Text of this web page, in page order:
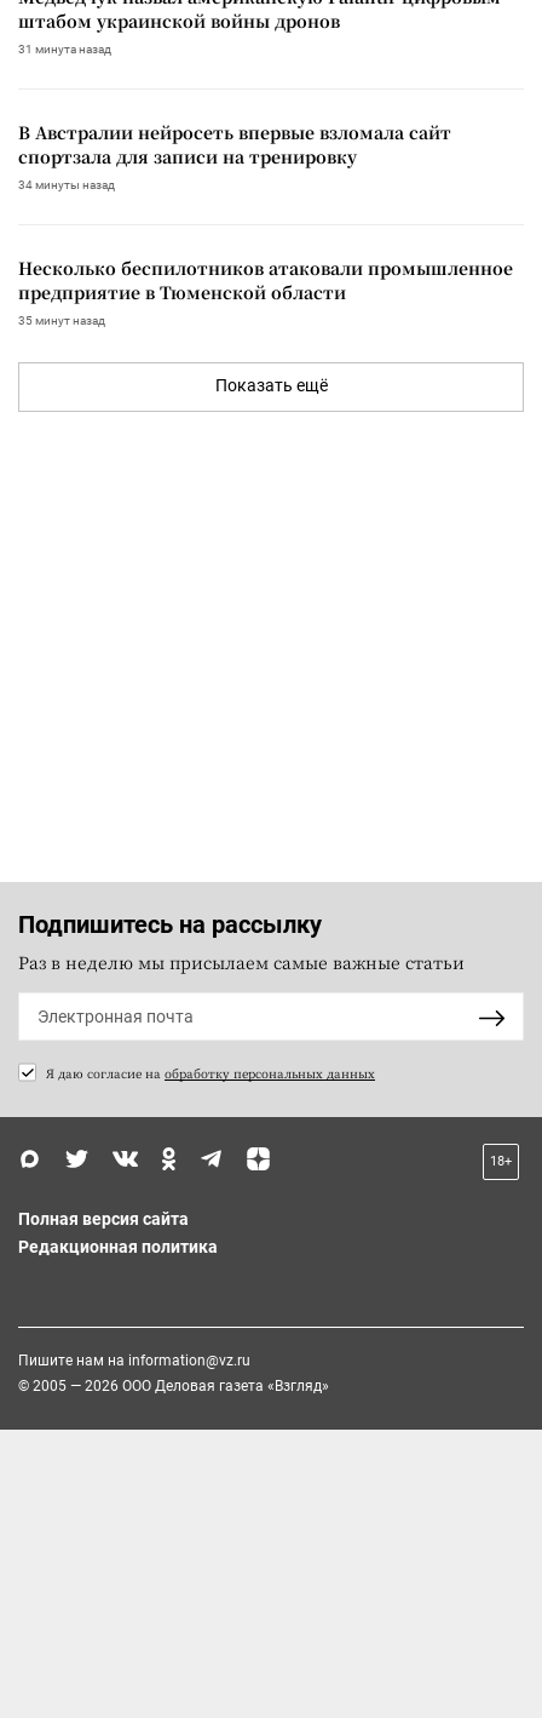
штабом украинской войны дронов
31 минута назад
В Австралии нейросеть впервые взломала сайт
спортзала для записи на тренировку
34 минуты назад
Несколько беспилотников атаковали промышленное
предприятие в Тюменской области
35 минут назад
Показать ещё
Подпишитесь на рассылку
Раз в неделю мы присылаем самые важные статьи
Я даю согласие на обработку персональных данных
18+
Полная версия сайта
Редакционная политика
Пишите нам на information@vz.ru
© 2005 — 2026 ООО Деловая газета «Взгляд»